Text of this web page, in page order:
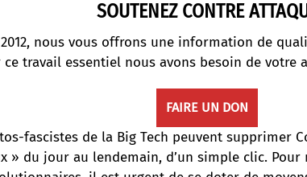
SOUTENEZ CONTRE
nous vous offrons une information de
travail essentiel nous avons besoin de votre
FAIRE UN DON
fascistes de la Big Tech peuvent supprimer
» du jour au lendemain, d’un simple clic. Pour